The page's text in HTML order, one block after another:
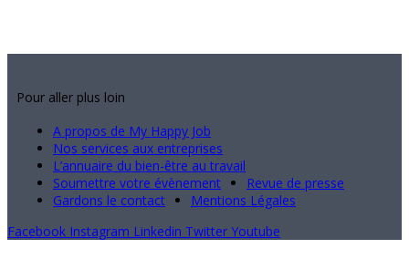
Pour aller plus loin
A propos de My Happy Job
Nos services aux entreprises
L’annuaire du bien-être au travail
Soumettre votre évènement
Revue de presse
Gardons le contact
Mentions Légales
Facebook Instagram Linkedin Twitter Youtube